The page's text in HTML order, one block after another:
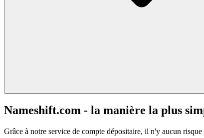
Nameshift.com - la manière la plus
Grâce à notre service de compte dépositaire, il n'y aucun